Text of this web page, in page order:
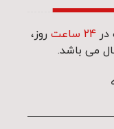
24 ساعت
روز،
می باشد.